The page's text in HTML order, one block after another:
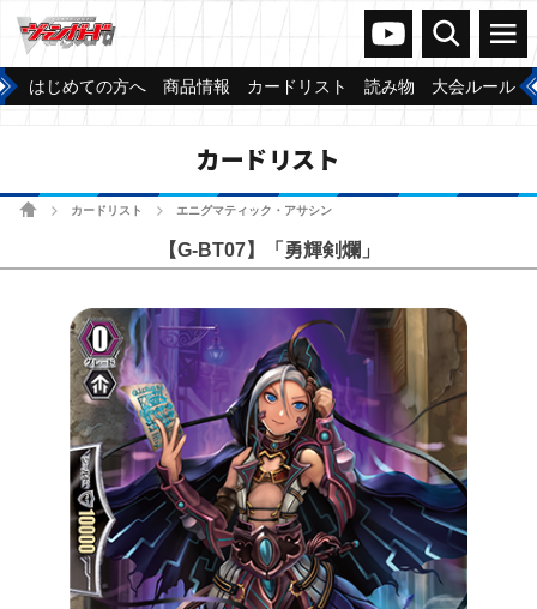
ヴァンガードch
検索 メニュー
はじめての方へ 商品情報 カードリスト 読み物 大会ルール
カードリスト
ホームカードリスト エニグマティック・アサシン
【G-BT07】「勇輝剣爛」